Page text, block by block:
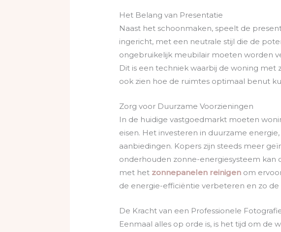
Het Belang van Presentatie
Naast het schoonmaken, speelt de
ingericht, met een neutrale stijl die de
ongebruikelijk meubilair moeten worden
Dit is een techniek waarbij de woning
ook zien hoe de ruimtes optimaal benut
Zorg voor Duurzame Voorzieningen
In de huidige vastgoedmarkt moeten
eisen. Het investeren in duurzame
aanbiedingen. Kopers zijn steeds meer
onderhouden zonne-energiesysteem kan
met het zonnepanelen reinigen om
de energie-efficiëntie verbeteren en zo
De Kracht van een Professionele
Eenmaal alles op orde is, is het tijd om de